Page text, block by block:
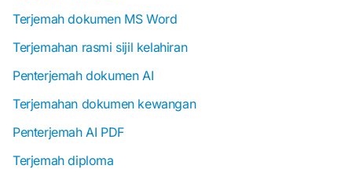
Terjemah dokumen MS Word
Terjemahan rasmi sijil kelahiran
Penterjemah dokumen AI
Terjemahan dokumen kewangan
Penterjemah AI PDF
Terjemah diploma